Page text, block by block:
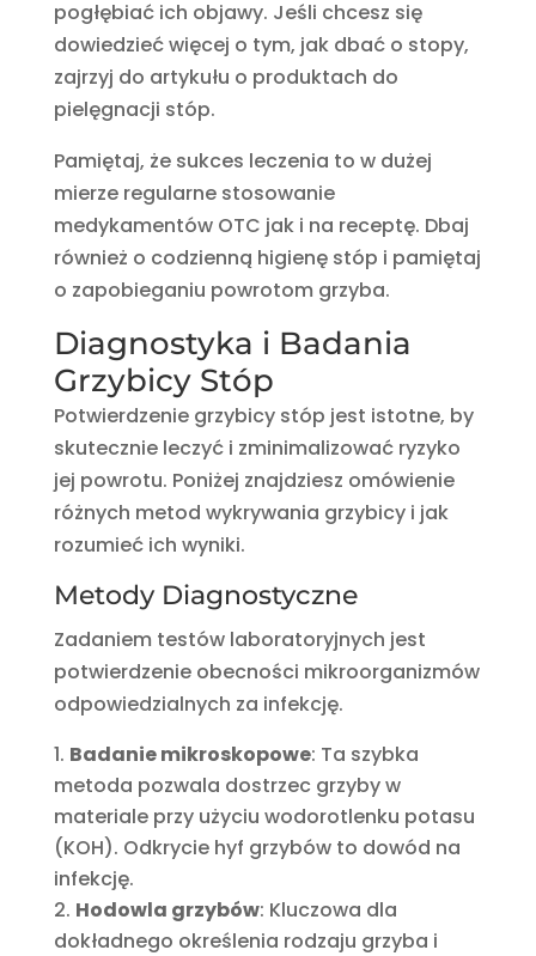
pogłębiać ich objawy. Jeśli chcesz się
dowiedzieć więcej o tym, jak dbać o stopy,
zajrzyj do artykułu o produktach do
pielęgnacji stóp.
Pamiętaj, że sukces leczenia to w dużej
mierze regularne stosowanie
medykamentów OTC jak i na receptę. Dbaj
również o codzienną higienę stóp i pamiętaj
o zapobieganiu powrotom grzyba.
Diagnostyka i Badania
Grzybicy Stóp
Potwierdzenie grzybicy stóp jest istotne, by
skutecznie leczyć i zminimalizować ryzyko
jej powrotu. Poniżej znajdziesz omówienie
różnych metod wykrywania grzybicy i jak
rozumieć ich wyniki.
Metody Diagnostyczne
Zadaniem testów laboratoryjnych jest
potwierdzenie obecności mikroorganizmów
odpowiedzialnych za infekcję.
Badanie mikroskopowe: Ta szybka
metoda pozwala dostrzec grzyby w
materiale przy użyciu wodorotlenku potasu
(KOH). Odkrycie hyf grzybów to dowód na
infekcję.
Hodowla grzybów: Kluczowa dla
dokładnego określenia rodzaju grzyba i